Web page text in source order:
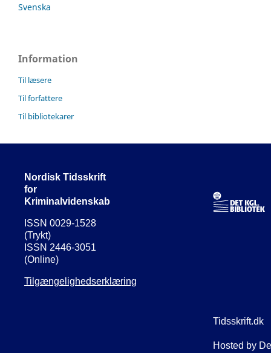
Svenska
Information
Til læsere
Til forfattere
Til bibliotekarer
Nordisk Tidsskrift
for
Kriminalvidenskab
ISSN 0029-1528
(Trykt)
ISSN 2446-3051
(Online)
Tilgængelighedserklæring